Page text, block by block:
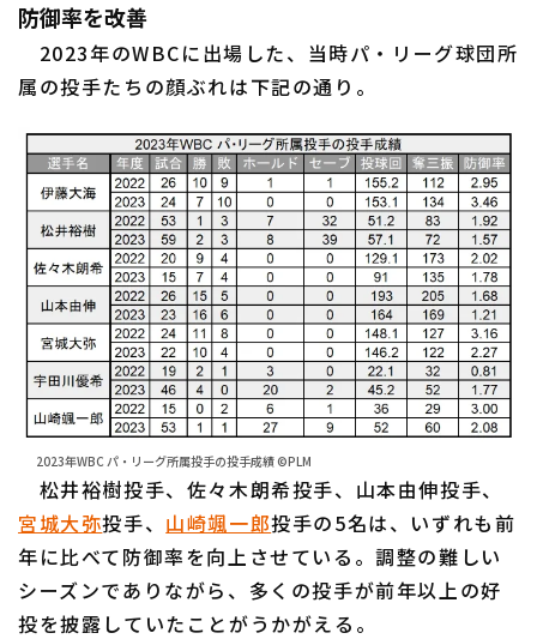
利用規約
運営会社（別ウィンドウで開く） よくある質問
特定商取引法の表示 アルバイト募集（別ウィンドウで開く
防御率を改善
2023年のWBCに出場した、当時パ・リーグ球団所
属の投手たちの顔ぶれは下記の通り。
2023年WBC パ・リーグ所属投手の投手成績 ©PLM
松井裕樹投手、佐々木朗希投手、山本由伸投手、
宮城大弥投手、 山崎颯一郎投手の5名は、いずれも前
年に比べて防御率を向上させている。調整の難しい
シーズンでありながら、多くの投手が前年以上の好
投を披露していたことがうかがえる。